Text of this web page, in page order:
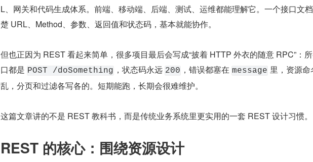
L、网关和代码生成体系。前端、移动端、后端、测试、运维都能理解它。一个接口文
楚 URL、Method、参数、返回值和状态码，基本就能协作。
但也正因为 REST 看起来简单，很多项目最后会写成“披着 HTTP 外衣的随意 RPC”：
口都是 POST /doSomething ，状态码永远 200 ，错误都塞在 message 里，资源命
乱，分页和过滤各写各的。短期能跑，长期会很难维护。
这篇文章讲的不是 REST 教科书，而是传统业务系统里更实用的一套 REST 设计习惯。
REST 的核心：围绕资源设计